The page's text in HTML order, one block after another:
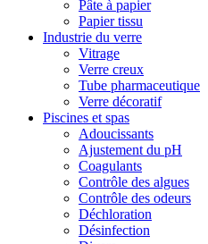
Pâte à papier
Papier tissu
Industrie du verre
Vitrage
Verre creux
Tube pharmaceutique
Verre décoratif
Piscines et spas
Adoucissants
Ajustement du pH
Coagulants
Contrôle des algues
Contrôle des odeurs
Déchloration
Désinfection